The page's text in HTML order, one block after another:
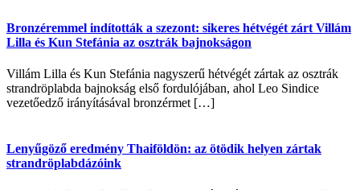
Bronzéremmel indították a szezont: sikeres hétvégét zárt Villám
Lilla és Kun Stefánia az osztrák bajnokságon
Villám Lilla és Kun Stefánia nagyszerű hétvégét zártak az osztrák
strandröplabda bajnokság első fordulójában, ahol Leo Sindice
vezetőedző irányításával bronzérmet […]
Lenyűgöző eredmény Thaiföldön: az ötödik helyen zártak
strandröplabdázóink